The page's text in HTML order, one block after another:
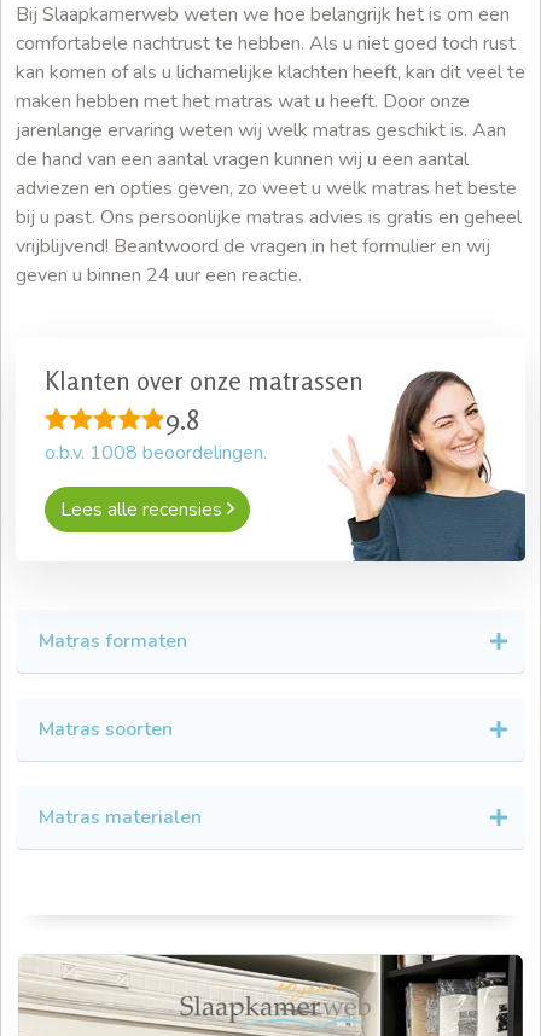
Bij Slaapkamerweb weten we hoe belangrijk het is om een
comfortabele nachtrust te hebben. Als u niet goed toch rust
kan komen of als u lichamelijke klachten heeft, kan dit veel te
maken hebben met het matras wat u heeft. Door onze
jarenlange ervaring weten wij welk matras geschikt is. Aan
de hand van een aantal vragen kunnen wij u een aantal
adviezen en opties geven, zo weet u welk matras het beste
bij u past. Ons persoonlijke matras advies is gratis en geheel
vrijblijvend! Beantwoord de vragen in het formulier en wij
geven u binnen 24 uur een reactie.
Klanten over onze matrassen
9.8
o.b.v. 1008 beoordelingen.
Lees alle recensies
Matras formaten
Matras soorten
Matras materialen